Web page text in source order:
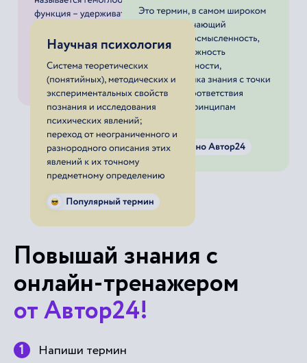
Повышай знания с
онлайн-тренажером
от Автор24!
Напиши термин